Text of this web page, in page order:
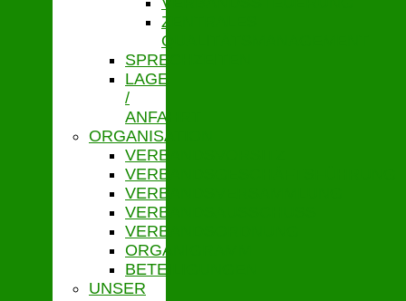
ZENTRALES
QUALITÄTSMANAGEMENT
SPRECHZEITEN
LAGE
/
ANFAHRT
ORGANISATION
VERBANDSVORSITZ
VERBANDSGESCHÄFTSFÜHRUNG
VERBANDSVERSAMMLUNG
VERBANDSAUSSCHUSS
VERBANDSORDNUNG
ORGANIGRAMM
BETEILIGUNGEN
UNSER